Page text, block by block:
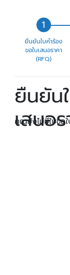
ยืนยันใบคำร้อง
ขอใบเสนอราคา
(RFQ)
ยืนยัน
เสนอ
คุณยังไม่มีใบขอใ